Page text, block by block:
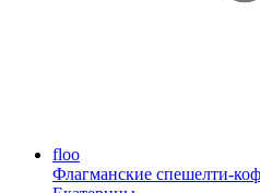
floo
Флагманские спешелти-